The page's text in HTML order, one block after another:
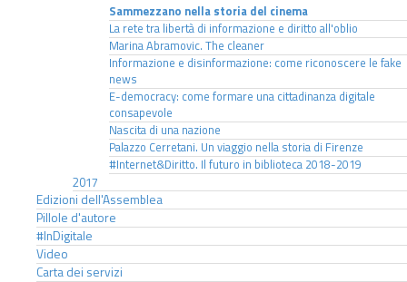
Sammezzano nella storia del cinema
La rete tra libertà di informazione e diritto all'oblio
Marina Abramovic. The cleaner
Informazione e disinformazione: come riconoscere le fake
news
E-democracy: come formare una cittadinanza digitale
consapevole
Nascita di una nazione
Palazzo Cerretani. Un viaggio nella storia di Firenze
#Internet&Diritto. Il futuro in biblioteca 2018-2019
2017
Edizioni dell'Assemblea
Pillole d'autore
#InDigitale
Video
Carta dei servizi